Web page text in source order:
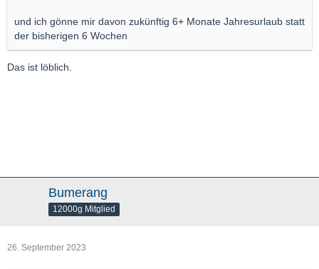
und ich gönne mir davon zukünftig 6+ Monate Jahresurlaub statt
der bisherigen 6 Wochen
Das ist löblich.
Bumerang
12000g Mitglied
26. September 2023